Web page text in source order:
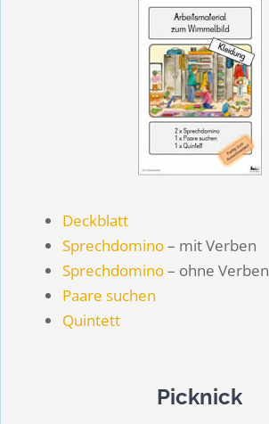
Deckblatt
Sprechdomino– mit Verben
Sprechdomino– ohne Verben
Paare suchen
Quintett
Picknick